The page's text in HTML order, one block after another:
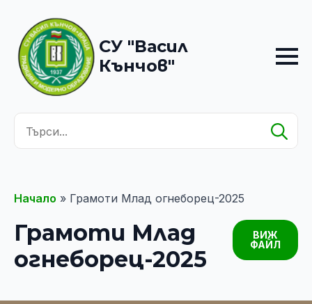
СУ "Васил
Кънчов"
Начало » Грамоти Млад огнеборец-2025
Грамоти Млад
огнеборец-2025
ВИЖ
ФАЙЛ